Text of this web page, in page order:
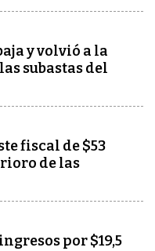
y volvió a la
subastas del
fiscal de $53
de las
por $19,5